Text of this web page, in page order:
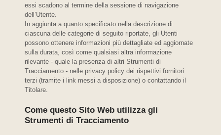
essi scadono al termine della sessione di navigazione
dell’Utente.
In aggiunta a quanto specificato nella descrizione di
ciascuna delle categorie di seguito riportate, gli Utenti
possono ottenere informazioni più dettagliate ed aggiornate
sulla durata, così come qualsiasi altra informazione
rilevante - quale la presenza di altri Strumenti di
Tracciamento - nelle privacy policy dei rispettivi fornitori
terzi (tramite i link messi a disposizione) o contattando il
Titolare.
Come questo Sito Web utilizza gli
Strumenti di Tracciamento